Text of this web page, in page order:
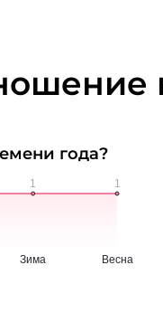
года?